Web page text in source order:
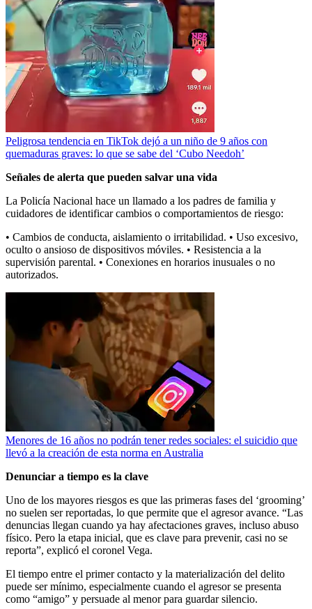
Peligrosa tendencia en TikTok dejó a un niño de 9 años con
quemaduras graves: lo que se sabe del ‘Cubo Needoh’
Señales de alerta que pueden salvar una vida
La Policía Nacional hace un llamado a los padres de familia y
cuidadores de identificar cambios o comportamientos de riesgo:
• Cambios de conducta, aislamiento o irritabilidad. • Uso excesivo,
oculto o ansioso de dispositivos móviles. • Resistencia a la
supervisión parental. • Conexiones en horarios inusuales o no
autorizados.
Menores de 16 años no podrán tener redes sociales: el suicidio que
llevó a la creación de esta norma en Australia
Denunciar a tiempo es la clave
Uno de los mayores riesgos es que las primeras fases del ‘grooming’
no suelen ser reportadas, lo que permite que el agresor avance. “Las
denuncias llegan cuando ya hay afectaciones graves, incluso abuso
físico. Pero la etapa inicial, que es clave para prevenir, casi no se
reporta”, explicó el coronel Vega.
El tiempo entre el primer contacto y la materialización del delito
puede ser mínimo, especialmente cuando el agresor se presenta
como “amigo” y persuade al menor para guardar silencio.